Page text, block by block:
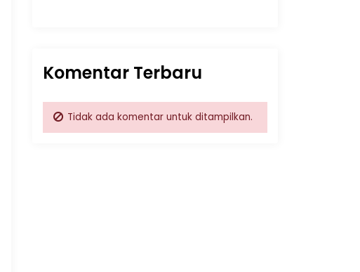
Komentar Terbaru
Tidak ada komentar untuk ditampilkan.